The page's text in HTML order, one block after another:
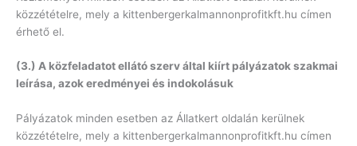
közzétételre, mely a kittenbergerkalmannonprofitkft.hu címen
érhető el.
(3.) A közfeladatot ellátó szerv által kiírt pályázatok szakmai
leírása, azok eredményei és indokolásuk
Pályázatok minden esetben az Állatkert oldalán kerülnek
közzétételre, mely a kittenbergerkalmannonprofitkft.hu címen